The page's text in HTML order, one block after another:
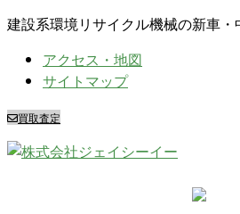
建設系環境リサイクル機械の新車
アクセス・地図
サイトマップ
買取査定